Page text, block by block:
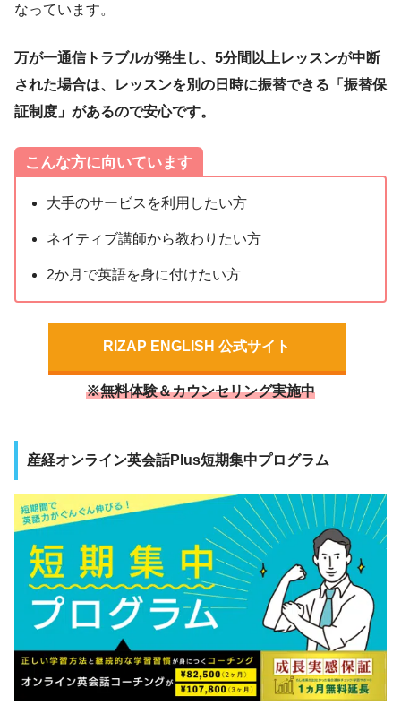
なっています。
万が一通信トラブルが発生し、5分間以上レッスンが中断
された場合は、レッスンを別の日時に振替できる「振替保
証制度」があるので安心です。
こんな方に向いています
大手のサービスを利用したい方
ネイティブ講師から教わりたい方
2か月で英語を身に付けたい方
RIZAP ENGLISH 公式サイト
※無料体験＆カウンセリング実施中
産経オンライン英会話Plus短期集中プログラム